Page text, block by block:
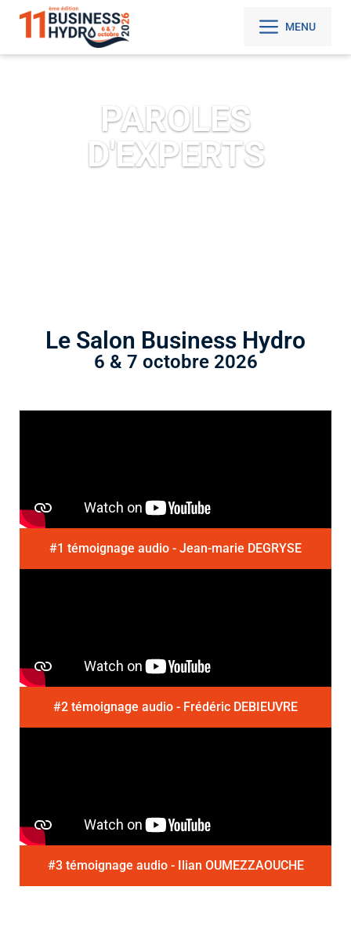
MENU
PAROLES
D'EXPERTS
Le Salon Business Hydro
6 & 7 octobre 2026
#1 témoignage audio - Jean-marie DEGRYSE
#2 témoignage audio - Frédéric DEBIEUVRE
#3 témoignage audio - Ilian OUMEZZAOUCHE